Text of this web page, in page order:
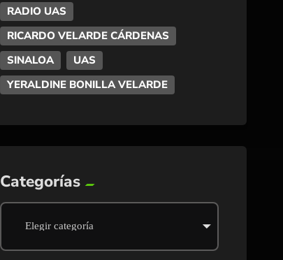
RADIO UAS
RICARDO VELARDE CÁRDENAS
SINALOA
UAS
YERALDINE BONILLA VELARDE
Categorías